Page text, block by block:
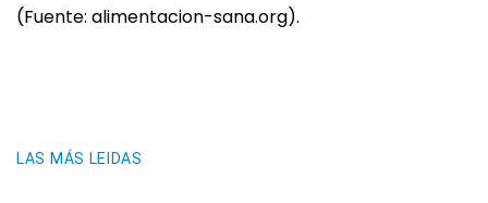
(Fuente: alimentacion-sana.org).
LAS MÁS LEIDAS